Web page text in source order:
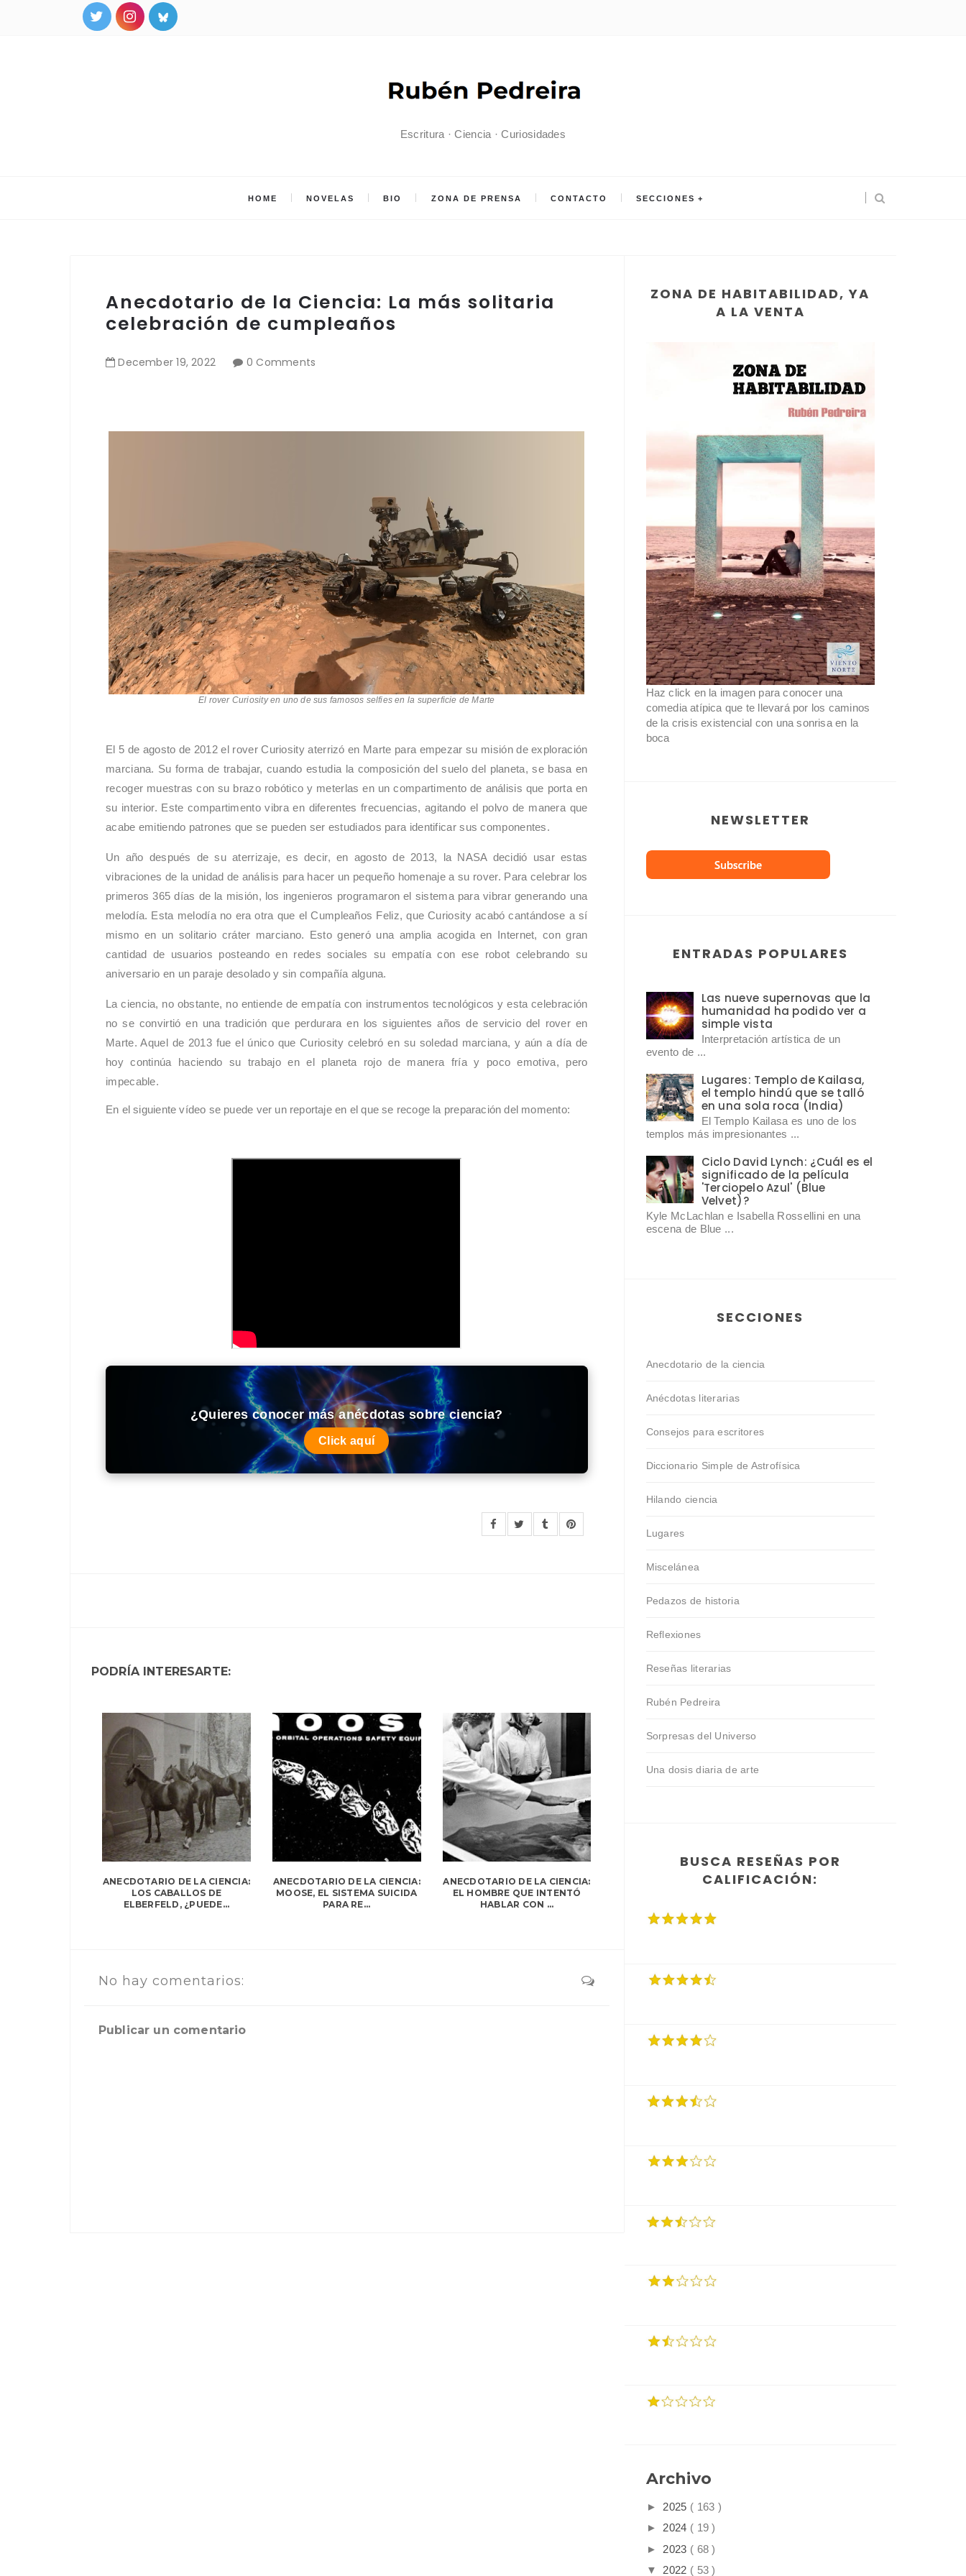
Escritura · Ciencia · Curiosidades
HOME NOVELAS BIO ZONA DE PRENSA CONTACTO SECCIONES
Anecdotario de la Ciencia: La más solitaria
celebración de cumpleaños
December 19,2022 0 Comments
El rover Curiosity en uno de sus famosos selfies en la superficie de Marte
El 5 de agosto de 2012 el rover Curiosity aterrizó en Marte para empezar su misión de exploración
marciana. Su forma de trabajar, cuando estudia la composición del suelo del planeta, se basa en
recoger muestras con su brazo robótico y meterlas en un compartimento de análisis que porta en
su interior. Este compartimento vibra en diferentes frecuencias, agitando el polvo de manera que
acabe emitiendo patrones que se pueden ser estudiados para identificar sus componentes.
Un año después de su aterrizaje, es decir, en agosto de 2013, la NASA decidió usar estas
vibraciones de la unidad de análisis para hacer un pequeño homenaje a su rover. Para celebrar los
primeros 365 días de la misión, los ingenieros programaron el sistema para vibrar generando una
melodía. Esta melodía no era otra que el Cumpleaños Feliz, que Curiosity acabó cantándose a sí
mismo en un solitario cráter marciano. Esto generó una amplia acogida en Internet, con gran
cantidad de usuarios posteando en redes sociales su empatía con ese robot celebrando su
aniversario en un paraje desolado y sin compañía alguna.
La ciencia, no obstante, no entiende de empatía con instrumentos tecnológicos y esta celebración
no se convirtió en una tradición que perdurara en los siguientes años de servicio del rover en
Marte. Aquel de 2013 fue el único que Curiosity celebró en su soledad marciana, y aún a día de
hoy continúa haciendo su trabajo en el planeta rojo de manera fría y poco emotiva, pero
impecable.
En el siguiente vídeo se puede ver un reportaje en el que se recoge la preparación del momento:
¿Quieres conocer más anécdotas sobre ciencia?
Click aquí
PODRÍA INTERESARTE:
ANECDOTARIO DE LA CIENCIA:
LOS CABALLOS DE
ELBERFELD, ¿PUEDE...
ANECDOTARIO DE LA CIENCIA:
MOOSE, EL SISTEMA SUICIDA
PARA RE...
ANECDOTARIO DE LA CIENCIA:
EL HOMBRE QUE INTENTÓ
HABLAR CON ...
No hay comentarios:
Publicar un comentario
ZONA DE HABITABILIDAD, YA
A LA VENTA
Haz click en la imagen para conocer una
comedia atípica que te llevará por los caminos
de la crisis existencial con una sonrisa en la
boca
NEWSLETTER
ENTRADAS POPULARES
Las nueve supernovas que la
humanidad ha podido ver a
simple vista
Interpretación artística de un
evento de ...
Lugares: Templo de Kailasa,
el templo hindú que se talló
en una sola roca (India)
El Templo Kailasa es uno de los
templos más impresionantes ...
Ciclo David Lynch: ¿Cuál es el
significado de la película
'Terciopelo Azul' (Blue
Velvet)?
Kyle McLachlan e Isabella Rossellini en una
escena de Blue ...
SECCIONES
Anecdotario de la ciencia
Anécdotas literarias
Consejos para escritores
Diccionario Simple de Astrofísica
Hilando ciencia
Lugares
Miscelánea
Pedazos de historia
Reflexiones
Reseñas literarias
Rubén Pedreira
Sorpresas del Universo
Una dosis diaria de arte
BUSCA RESEÑAS POR
CALIFICACIÓN:
Archivo
► 2025 ( 163 )
► 2024 ( 19 )
► 2023 ( 68 )
▼ 2022 ( 53 )